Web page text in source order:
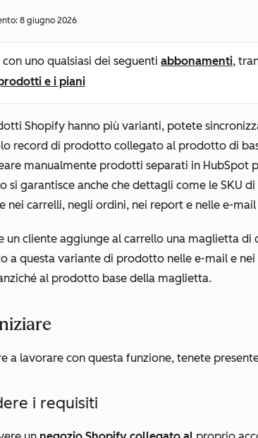
8 giugno 2026
uno qualsiasi dei seguenti abbonamenti,
e i piani
Shopify hanno più varianti, potete
record di prodotto collegato al prodotto di
manualmente prodotti separati in
si garantisce anche che dettagli come le SKU
nei carrelli, negli ordini, nei report e nelle e-
un cliente aggiunge al carrello una maglietta di
a questa variante di prodotto nelle e-mail e
al prodotto base della maglietta.
a lavorare con questa funzione, tenete
i requisiti